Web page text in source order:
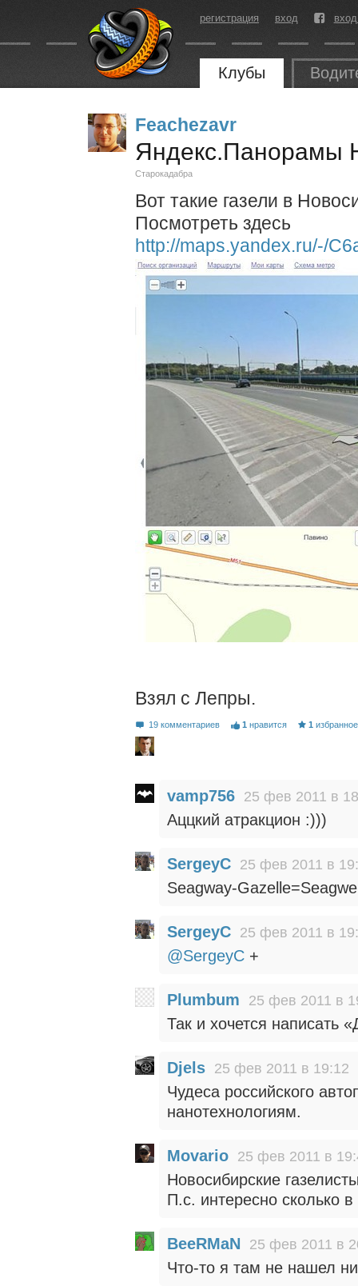
регистрация вход
Клубы
Feachezavr
Яндекс.Панорамы
Старокадабра
Вот такие газели в
Посмотреть здесь
http://maps.yandex.ru/-/
Взял с Лепры.
19 комментариев 1 нравится 1 избранное
vamp756 25 фев 2011 в
Аццкий атракцион :)))
SergeyC 25 фев 2011 в
Seagway-
SergeyC 25 фев 2011 в
@SergeyC +
Plumbum 25 фев 2011 в
Так и хочется написать
Djels 25 фев 2011 в 19:12
Чудеса российского
нанотехнологиям.
Movario 25 фев 2011 в
Новосибирские
П.с. интересно сколько
BeeRMaN 25 фев 2011 в
Что-то я там не нашел